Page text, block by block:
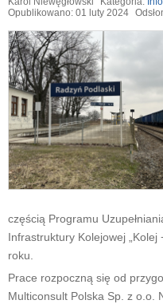
Opublikowano: 01 luty 2024
częścią Programu
Infrastruktury Kolejowej
roku.
Prace rozpoczną się od
Multiconsult Polska Sp. z o.o.